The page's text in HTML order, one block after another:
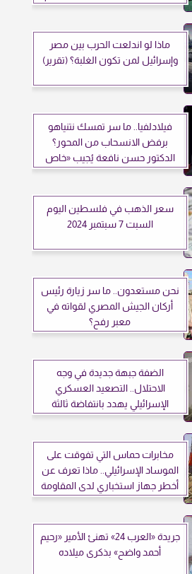
ماذا لو اندلعت الحرب بين مصر
وإسرائيل لمن تكون الغلبة؟ (تقرير)
فيلادلفيا.. ما سر تمسك نتنياهو
برفض الانسحاب من المحور؟
الدكتور حسن نافعة يُجيب «خاص
سعر الذهب في فلسطين اليوم
السبت 7 سبتمبر 2024
نحن مستعدون.. ما سر زيارة رئيس
أركان الجيش المصري لقواته في
معبر رفح؟
الضفة جبهة جديدة في وجه
الاحتلال.. التصعيد العسكري
الإسرائيلي يهدد بانتفاضة ثالثة
مخابرات حماس التي تفوقت على
الموساد الإسرائيلي.. ماذا تعرف عن
أخطر جهاز استخباري لدى المقاومة
جريدة «العرب 24» تهنئ الأمير «رحيم
أحمد واضح» بذكرى ميلاده